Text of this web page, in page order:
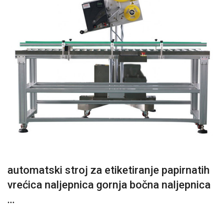
automatski stroj za etiketiranje papirnatih
vrećica naljepnica gornja bočna naljepnica
...